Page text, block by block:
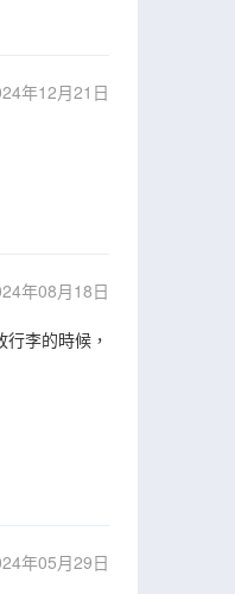
年12月21日
年08月18日
李的時候，
年05月29日